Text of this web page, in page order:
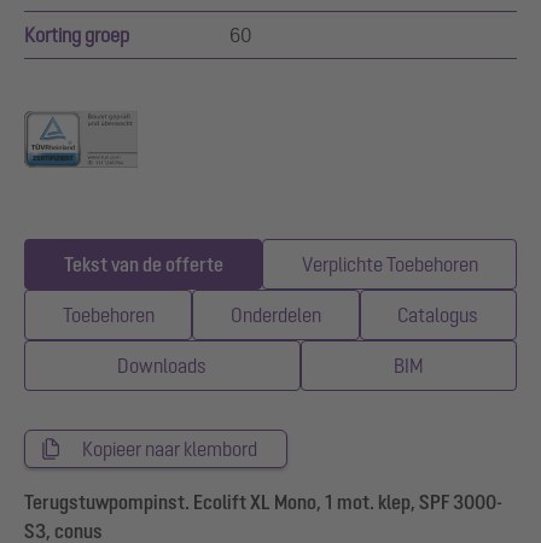
Korting groep 60
Tekst van de offerte Verplichte Toebehoren
Toebehoren Onderdelen Catalogus
Downloads BIM
Kopieer naar klembord
Terugstuwpompinst. Ecolift XL Mono, 1 mot. klep, SPF 3000-
S3, conus